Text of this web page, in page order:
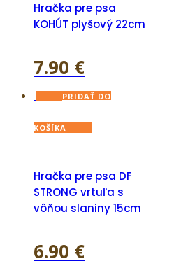
Hračka pre psa
KOHÚT plyšový 22cm
7.90 €
PRIDAŤ DO
KOŠÍKA
Hračka pre psa DF
STRONG vrtuľa s
vôňou slaniny 15cm
6.90 €